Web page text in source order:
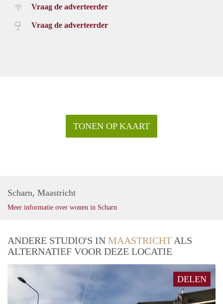
Vraag de adverteerder
Vraag de adverteerder
TONEN OP KAART
Scharn, Maastricht
Meer informatie over wonen in Scharn
ANDERE STUDIO'S IN MAASTRICHT ALS
ALTERNATIEF VOOR DEZE LOCATIE
DELEN